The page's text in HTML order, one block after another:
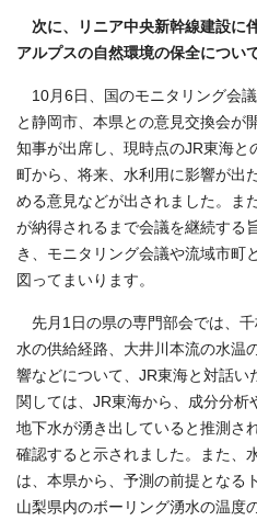
次に、リニア中央新幹線建設に
アルプスの自然環境の保全につい
10月6日、国のモニタリング会
と静岡市、本県との意見交換会が
知事が出席し、現時点のJR東海と
町から、将来、水利用に影響が出
める意見などが出されました。ま
が納得されるまで会議を継続する
き、モニタリング会議や流域市町
図ってまいります。
先月1日の県の専門部会では、
水の供給経路、大井川本流の水温
響などについて、JR東海と対話い
関しては、JR東海から、成分分
地下水が湧き出していると推測さ
確認すると示されました。また、
は、本県から、予測の前提となる
山梨県内のボーリング湧水の温度